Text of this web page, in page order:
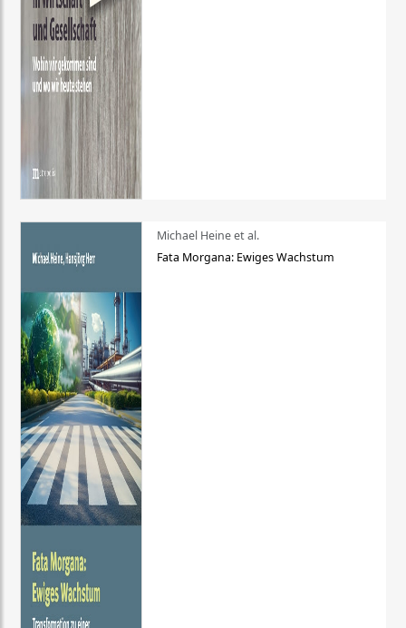
Michael Heine et al.
Fata Morgana: Ewiges Wachstum